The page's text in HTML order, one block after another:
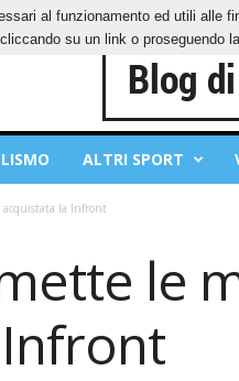
PRIVACY POLICY
ALTRI SPORT
la Infront
le
al funzionamento ed utili
su un link o